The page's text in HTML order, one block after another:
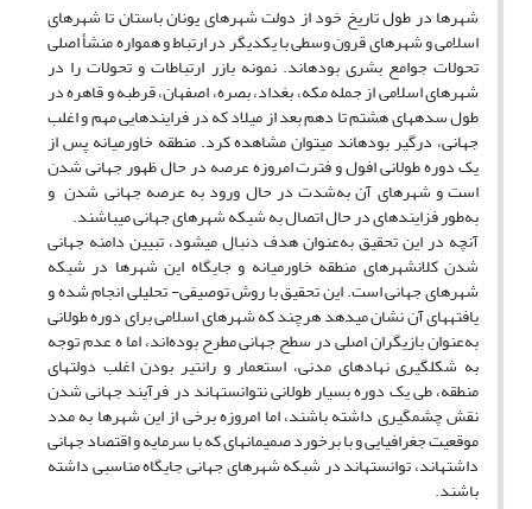
شهرها در طول تاریخ خود از دولت شهرهای یونان باستان تا شهرهای
اسلامی و شهرهای قرون وسطی با یکدیگر در ارتباط و همواره منشأ اصلی
تحولات جوامع بشری بوده­اند. نمونه بازر ارتباطات و تحولات را در
شهرهای اسلامی از جمله مکه، بغداد، بصره، اصفهان، قرطبه و قاهره در
طول سده­های هشتم تا دهم بعد از میلاد که در فرایندهایی مهم و اغلب
جهانی، درگیر بوده­اند می­توان مشاهده کرد. منطقه خاورمیانه پس از
یک دوره طولانی افول و فترت امروزه عرصه در حال ظهور جهانی شدن
است و شهرهای آن به‌شدت در حال ورود به عرصه جهانی شدن و
به‌طور فزاینده­ای در حال اتصال به شبکه شهرهای جهانی می­باشند.
آنچه در این تحقیق به‌عنوان هدف دنبال می­شود، تبیین دامنه جهانی
شدن کلانشهرهای منطقه خاورمیانه و جایگاه این شهرها در شبکه
شهر­های جهانی است. این تحقیق با روش توصیفی- تحلیلی انجام شده و
یافته­های آن نشان می­دهد هرچند که شهرهای اسلامی برای دوره طولانی
به‌عنوان بازیگران اصلی در سطح جهانی مطرح بوده‌اند، اما ه‌ عدم توجه
به شکل­گیری نهادهای مدنی، استعمار و رانتیر بودن اغلب دولت­های
منطقه، طی یک دوره بسیار طولانی نتوانسته­اند در فرآیند جهانی شدن
نقش چشمگیری داشته باشند‏، اما امروزه برخی از این شهر­ها به مدد
موقعیت جغرافیایی و با برخورد صمیمانه­ای که با سرمایه و اقتصاد جهانی
داشته­اند، توانسته­اند در شبکه شهرهای جهانی جایگاه مناسبی داشته
باشند.